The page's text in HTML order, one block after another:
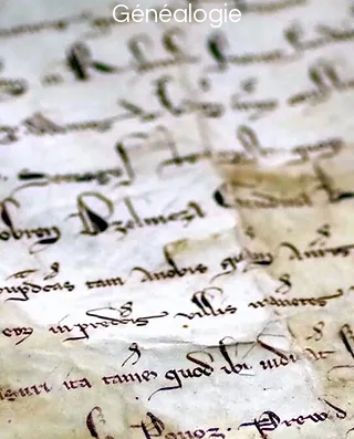
Généalogie